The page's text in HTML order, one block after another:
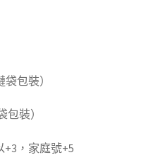
包裝）
裝）
，家庭號+5